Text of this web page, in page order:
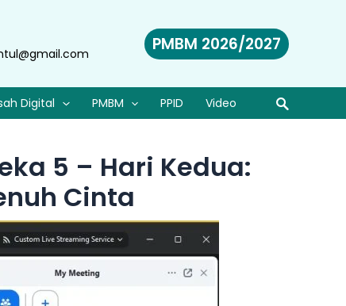
PMBM 2026/2027
Digital PMBM PPID Video
5 – Hari Kedua:
Cinta